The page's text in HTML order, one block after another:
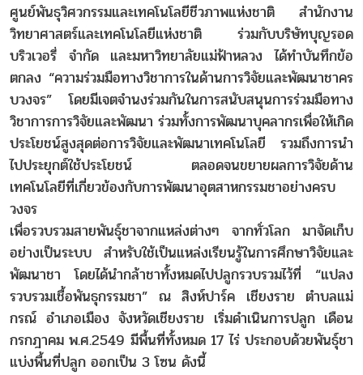
ศูนย์พันธุวิศวกรรมและเทคโนโลยีชีวภาพแห่งชาติ สำนักงาน
วิทยาศาสตร์และเทคโนโลยีแห่งชาติ ร่วมกับบริษัทบุญรอด
บริวเวอรี่ จำกัด และมหาวิทยาลัยแม่ฟ้าหลวง ได้ทำบันทึกข้อ
ตกลง “ความร่วมมือทางวิชาการในด้านการวิจัยและพัฒนาชาคร
บวงจร” โดยมีเจตจำนงร่วมกันในการสนับสนุนการร่วมมือทาง
วิชาการการวิจัยและพัฒนา ร่วมทั้งการพัฒนาบุคลากรเพื่อให้เกิด
ประโยชน์สูงสุดต่อการวิจัยและพัฒนาเทคโนโลยี รวมถึงการนำ
ไปประยุกต์ใช้ประโยชน์ ตลอดจนขยายผลการวิจัยด้าน
เทคโนโลยีที่เกี่ยวข้องกับการพัฒนาอุตสาหกรรมชาอย่างครบ
วงจร
เพื่อรวบรวมสายพันธุ์ชาจากแหล่งต่างๆ จากทั่วโลก มาจัดเก็บ
อย่างเป็นระบบ สำหรับใช้เป็นแหล่งเรียนรู้ในการศึกษาวิจัยและ
พัฒนาชา โดยได้นำกล้าชาทั้งหมดไปปลูกรวบรวมไว้ที่ “แปลง
รวบรวมเชื้อพันธุกรรมชา” ณ สิงห์ปาร์ค เชียงราย ตำบลแม่
กรณ์ อำเภอเมือง จังหวัดเชียงราย เริ่มดำเนินการปลูก เดือน
กรกฎาคม พ.ศ.2549 มีพื้นที่ทั้งหมด 17 ไร่ ประกอบด้วยพันธุ์ชา
แบ่งพื้นที่ปลูก ออกเป็น 3 โซน ดังนี้